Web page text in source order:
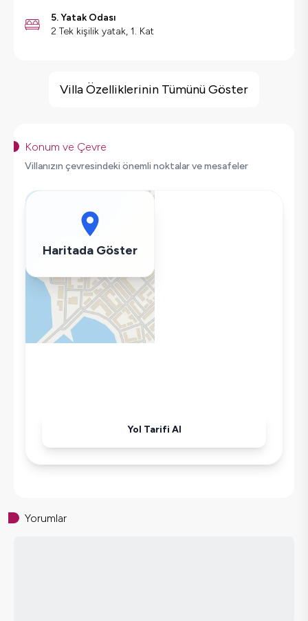
5. Yatak Odası
2 Tek kişilik yatak, 1. Kat
Geniş Ailelere Uygun
Bulaşık Makinesi
Çamaşır Makinesi
Klima
Wifi / İnternet
Kettle
Havuz-Bahçe Bakımı
Villa Özelliklerinin Tümünü Göster
Konum ve Çevre
Villanızın çevresindeki önemli noktalar ve mesafeler
Haritada Göster
Yol Tarifi Al
Yorumlar